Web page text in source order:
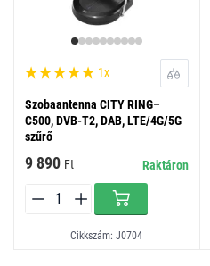
1x
Szobaantenna CITY RING–
C500, DVB-T2, DAB, LTE/4G/5G
szűrő
9 890 Ft Raktáron
Cikkszám: J0704